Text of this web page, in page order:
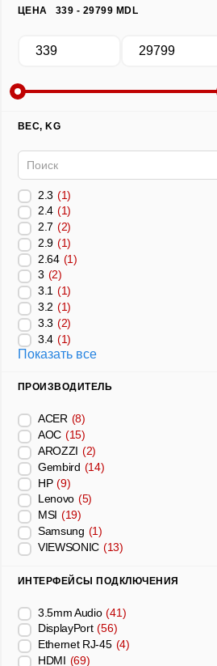
ЦЕНА 339 - 29799 MDL
ВЕC, KG
2.3 (1)
2.4 (1)
2.7 (2)
2.9 (1)
2.64 (1)
3 (2)
3.1 (1)
3.2 (1)
3.3 (2)
3.4 (1)
Показать все
ПРОИЗВОДИТЕЛЬ
ACER (8)
AOC (15)
AROZZI (2)
Gembird (14)
HP (9)
Lenovo (5)
MSI (19)
Samsung (1)
VIEWSONIC (13)
ИНТЕРФЕЙСЫ ПОДКЛЮЧЕНИЯ
3.5mm Audio (41)
DisplayPort (56)
Ethernet RJ-45 (4)
HDMI (69)